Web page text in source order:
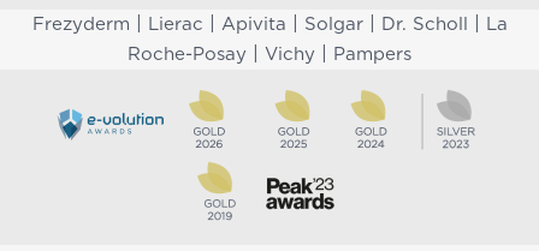
Frezyderm Lierac Apivita Solgar| Dr. Scholl
La
Roche-Posay
Vichy Pampers